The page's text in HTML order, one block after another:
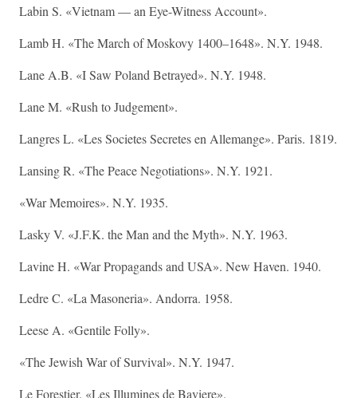
Labin S. «Vietnam — an Eye-Witness Account».
Lamb H. «The March of Moskovy 1400–1648». N.Y. 1948.
Lane A.B. «I Saw Poland Betrayed». N.Y. 1948.
Lane M. «Rush to Judgement».
Langres L. «Les Societes Secretes en Allemange». Paris. 1819.
Lansing R. «The Peace Negotiations». N.Y. 1921.
«War Memoires». N.Y. 1935.
Lasky V. «J.F.K. the Man and the Myth». N.Y. 1963.
Lavine H. «War Propagands and USA». New Haven. 1940.
Ledre C. «La Masoneria». Andorra. 1958.
Leese A. «Gentile Folly».
«The Jewish War of Survival». N.Y. 1947.
Le Forestier. «Les Illumines de Baviere».